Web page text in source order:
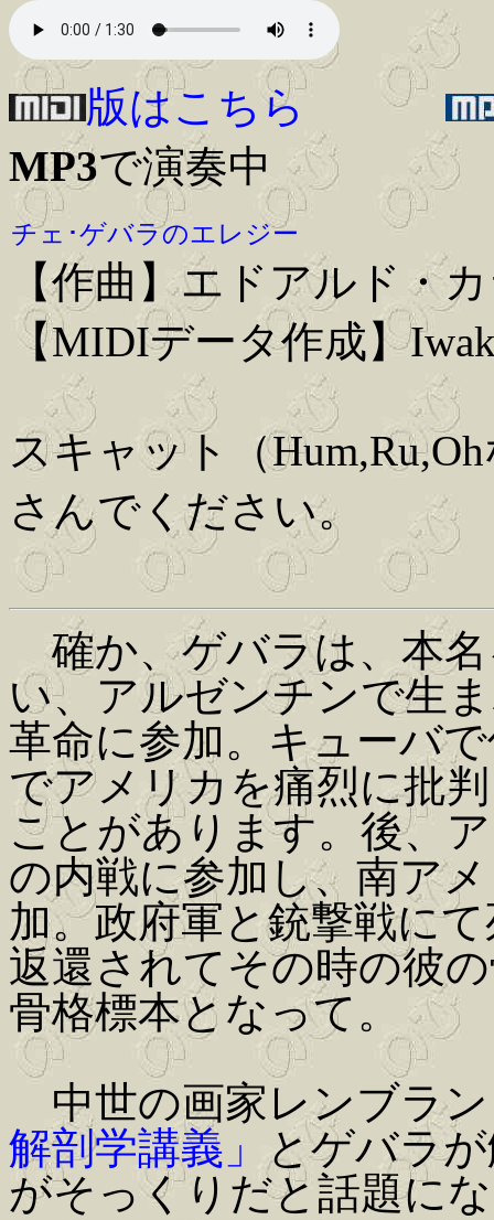
版はこちら
MP3で演奏中
チェ･ゲバラのエレジー
【作曲】エドアルド・
【MIDIデータ作成】
スキャット（
さんでください。
確か、ゲバラは、本
い、アルゼンチンで生
革命に参加。キューバ
でアメリカを痛烈に批
ことがあります。後、
の内戦に参加し、南ア
加。政府軍と銃撃戦に
返還されてその時の彼
骨格標本となって。
中世の画家レンブラ
解剖学講義」 とゲバラ
がそっくりだと話題に